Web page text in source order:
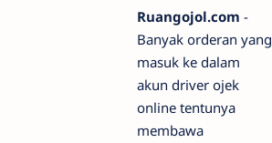
Ruangojol.com -
Banyak orderan yang
masuk ke dalam
akun driver ojek
online tentunya
membawa